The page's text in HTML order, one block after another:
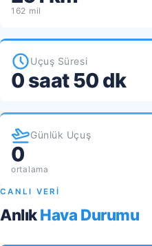
162 mil
Uçuş Süresi
0 saat 50 dk
Günlük Uçuş
0
ortalama
CANLI VERİ
AnlıkHava Durumu